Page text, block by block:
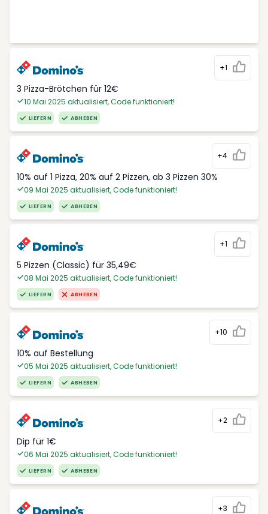
+1
3 Pizza-Brötchen für 12€
10 Mai 2025 aktualisiert, Code funktioniert!
LIEFERN ABHEBEN
+4
10% auf 1 Pizza, 20% auf 2 Pizzen, ab 3 Pizzen 30%
09 Mai 2025 aktualisiert, Code funktioniert!
LIEFERN ABHEBEN
+1
5 Pizzen (Classic) für 35,49€
08 Mai 2025 aktualisiert, Code funktioniert!
LIEFERN ABHEBEN
+10
10% auf Bestellung
05 Mai 2025 aktualisiert, Code funktioniert!
LIEFERN ABHEBEN
+2
Dip für 1€
06 Mai 2025 aktualisiert, Code funktioniert!
LIEFERN ABHEBEN
+3